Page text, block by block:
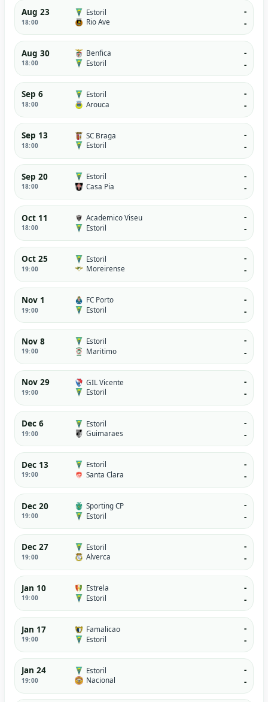
Aug 23
18:00
Estoril
Rio Ave
-
-
Aug 30
18:00
Benfica
Estoril
-
-
Sep 6
18:00
Estoril
Arouca
-
-
Sep 13
18:00
SC Braga
Estoril
-
-
Sep 20
18:00
Estoril
Casa Pia
-
-
Oct 11
18:00
Academico Viseu
Estoril
-
-
Oct 25
19:00
Estoril
Moreirense
-
-
Nov 1
19:00
FC Porto
Estoril
-
-
Nov 8
19:00
Estoril
Maritimo
-
-
Nov 29
19:00
GIL Vicente
Estoril
-
-
Dec 6
19:00
Estoril
Guimaraes
-
-
Dec 13
19:00
Estoril
Santa Clara
-
-
Dec 20
19:00
Sporting CP
Estoril
-
-
Dec 27
19:00
Estoril
Alverca
-
-
Jan 10
19:00
Estrela
Estoril
-
-
Jan 17
19:00
Famalicao
Estoril
-
-
Jan 24
19:00
Estoril
Nacional
-
-